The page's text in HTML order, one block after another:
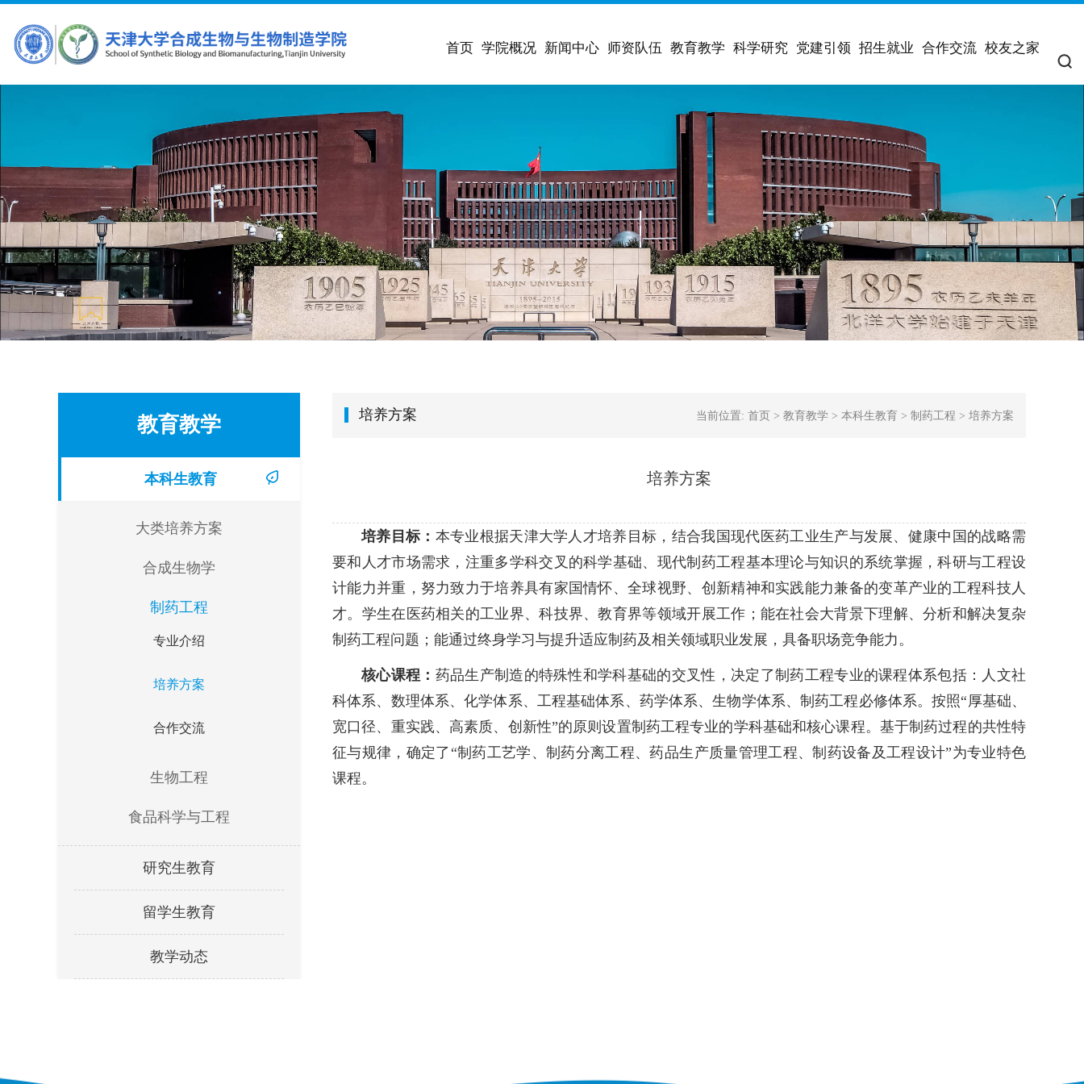
首页 学院概况 新闻中心 师资队伍 教育教学 科学研究 党建引领 招生就业 合作交流 校友之家
教育教学
本科生教育
大类培养方案
合成生物学
制药工程
专业介绍
培养方案
合作交流
生物工程
食品科学与工程
研究生教育
留学生教育
教学动态
培养方案 当前位置: 首页 > 教育教学 > 本科生教育 > 制药工程 > 培养方案
培养方案
培养目标： 本专业根据天津大学人才培养目标，结合我国现代医药工业生产与发展、健康中国的战略需
要和人才市场需求，注重多学科交叉的科学基础、现代制药工程基本理论与知识的系统掌握，科研与工程设
计能力并重，努力致力于培养具有家国情怀、全球视野、创新精神和实践能力兼备的变革产业的工程科技人
才。学生在医药相关的工业界、科技界、教育界等领域开展工作；能在社会大背景下理解、分析和解决复杂
制药工程问题；能通过终身学习与提升适应制药及相关领域职业发展，具备职场竞争能力。
核心课程： 药品生产制造的特殊性和学科基础的交叉性，决定了制药工程专业的课程体系包括：人文社
科体系、数理体系、化学体系、工程基础体系、药学体系、生物学体系、制药工程必修体系。按照“厚基础、
宽口径、重实践、高素质、创新性”的原则设置制药工程专业的学科基础和核心课程。基于制药过程的共性特
征与规律，确定了“制药工艺学、制药分离工程、药品生产质量管理工程、制药设备及工程设计”为专业特色
课程。